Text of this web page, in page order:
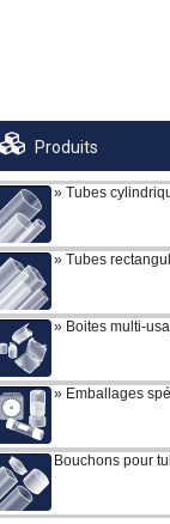
Produits
Tubes
Tubes
Boites multi-
Emballages
Bouchons pour